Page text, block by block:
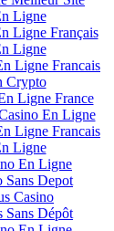
Ligne
Ligne Français
Ligne
Ligne Francais
Crypto
Ligne France
En Ligne
Ligne Francais
Ligne
En Ligne
Sans Depot
Casino
Sans Dépôt